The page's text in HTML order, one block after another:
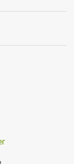
per provocare
sane, potrebbe